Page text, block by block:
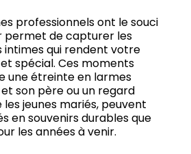
professionnels ont le souci
permet de capturer les
qui rendent votre
spécial. Ces moments
une étreinte en larmes
son père ou un regard
jeunes mariés, peuvent
en souvenirs durables que
les années à venir.